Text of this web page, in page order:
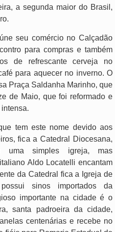
a segunda maior do Brasil,
seu comércio no Calçadão
para compras e também
de refrescante cerveja no
para aquecer no inverno. O
Praça Saldanha Marinho, que
de Maio, que foi reformado e
tem este nome devido aos
fica a Catedral Diocesana,
uma simples igreja, mas
Aldo Locatelli encantam
da Catedral fica a Igreja de
sinos importados da
importante na cidade é o
santa padroeira da cidade,
centenárias e recebe no